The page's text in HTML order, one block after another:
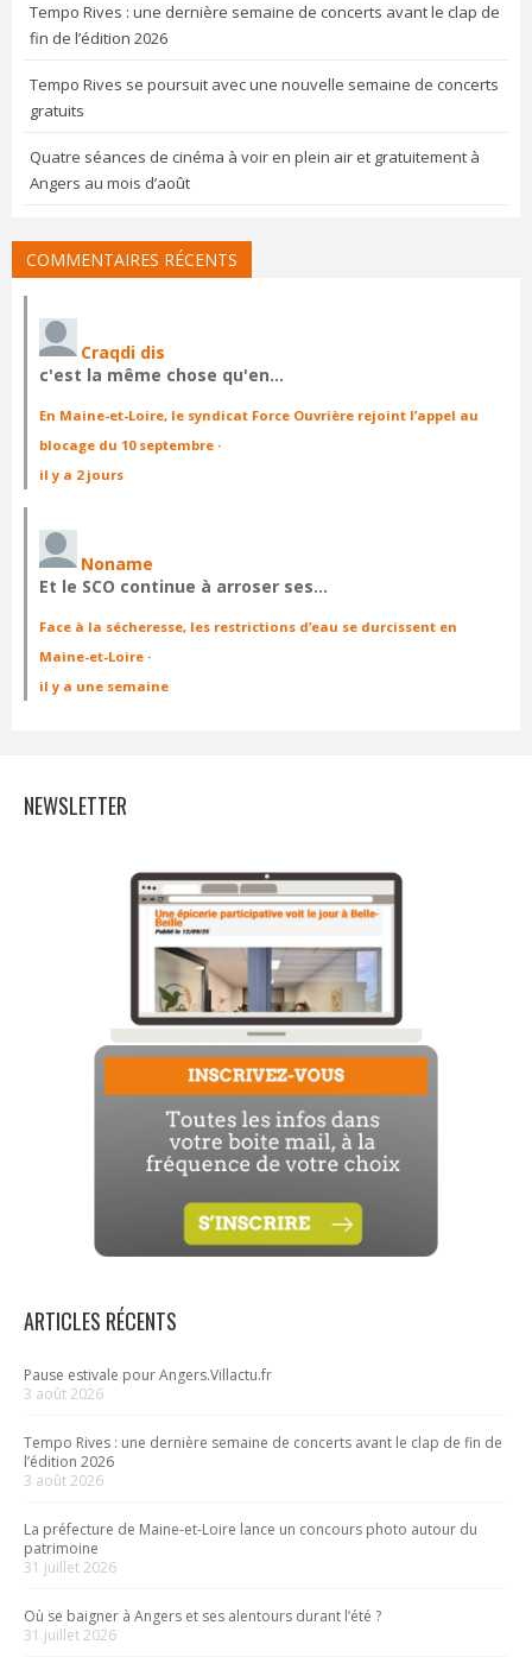
Tempo Rives : une dernière semaine de concerts avant le clap de
fin de l’édition 2026
Tempo Rives se poursuit avec une nouvelle semaine de concerts
gratuits
Quatre séances de cinéma à voir en plein air et gratuitement à
Angers au mois d’août
COMMENTAIRES RÉCENTS
Craqdi dis
c'est la même chose qu'en…
En Maine-et-Loire, le syndicat Force Ouvrière rejoint l’appel au
blocage du 10 septembre ·
il y a 2 jours
Noname
Et le SCO continue à arroser ses…
Face à la sécheresse, les restrictions d’eau se durcissent en
Maine-et-Loire ·
il y a une semaine
NEWSLETTER
ARTICLES RÉCENTS
Pause estivale pour Angers.Villactu.fr
3 août 2026
Tempo Rives : une dernière semaine de concerts avant le clap de fin de
l’édition 2026
3 août 2026
La préfecture de Maine-et-Loire lance un concours photo autour du
patrimoine
31 juillet 2026
Où se baigner à Angers et ses alentours durant l’été ?
31 juillet 2026